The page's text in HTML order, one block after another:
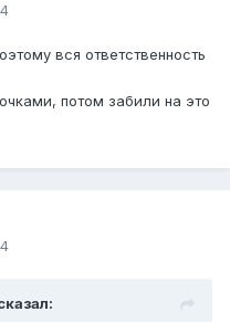
вся ответственность
потом забили на это